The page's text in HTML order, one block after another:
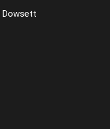
Dowsett